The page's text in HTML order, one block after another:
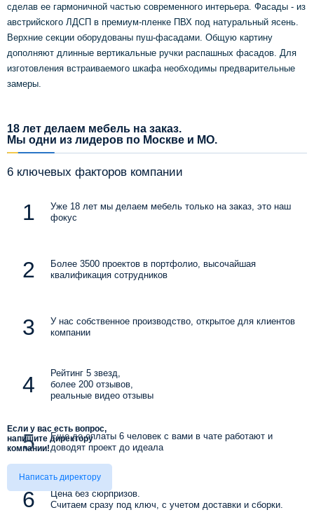
сделав ее гармоничной частью современного интерьера. Фасады - из
австрийского ЛДСП в премиум-пленке ПВХ под натуральный ясень.
Верхние секции оборудованы пуш-фасадами. Общую картину
дополняют длинные вертикальные ручки распашных фасадов. Для
изготовления встраиваемого шкафа необходимы предварительные
замеры.
18 лет делаем мебель на заказ.
Мы одни из лидеров по Москве и МО.
6 ключевых факторов компании
Уже 18 лет мы делаем мебель только на заказ, это наш
фокус
Более 3500 проектов в портфолио, высочайшая
квалификация сотрудников
У нас собственное производство, открытое для клиентов
компании
Рейтинг 5 звезд,
более 200 отзывов,
реальные видео отзывы
Еще до оплаты 6 человек с вами в чате работают и
доводят проект до идеала
Цена без сюрпризов.
Считаем сразу под ключ, с учетом доставки и сборки.
Если у вас есть вопрос,
напишите директору
компании!
Написать директору